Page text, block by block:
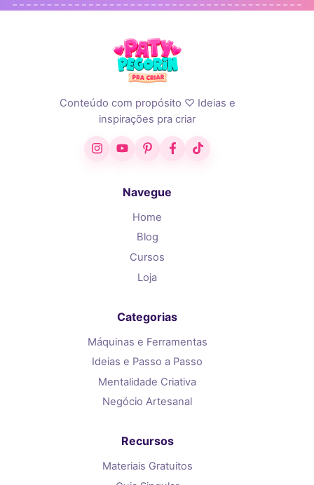
Conteúdo com propósito ♡ Ideias e
inspirações pra criar
InstagramYouTubePinterestFacebook
TikTok
Navegue
Home
Blog
Cursos
Loja
Categorias
Máquinas e Ferramentas
Ideias e Passo a Passo
Mentalidade Criativa
Negócio Artesanal
Recursos
Materiais Gratuitos